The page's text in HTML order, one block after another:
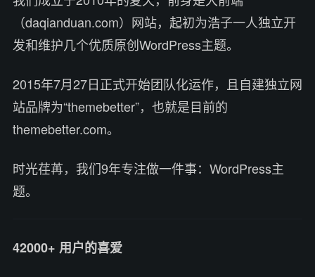
（daqianduan.com）网站，起初为浩子一人独立开
发和维护几个优质原创WordPress主题。
2015年7月27日正式开始团队化运作，且自建独立网
站品牌为“themebetter”，也就是目前的
themebetter.com。
时光荏苒，我们9年专注做一件事：WordPress主
题。
42000+ 用户的喜爱